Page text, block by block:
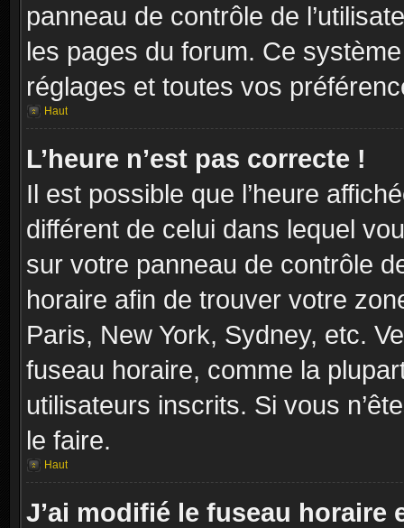
panneau de contrôle de
les pages du forum. Ce
réglages et toutes vos
Haut
L’heure n’est pas correcte !
Il est possible que l’heure
différent de celui dans lequel
sur votre panneau de contrôle
horaire afin de trouver votre
Paris, New York, Sydney, etc.
fuseau horaire, comme la
utilisateurs inscrits. Si vous
le faire.
Haut
J’ai modifié le fuseau horaire